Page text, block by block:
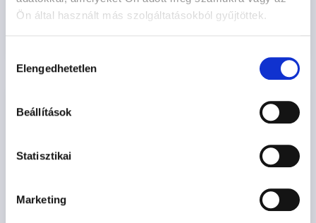
Ön által használt más szolgáltatásokból gyűjtöttek.
kiválasztása
Elengedhetetlen
Beállítások
Statisztikai
Marketing